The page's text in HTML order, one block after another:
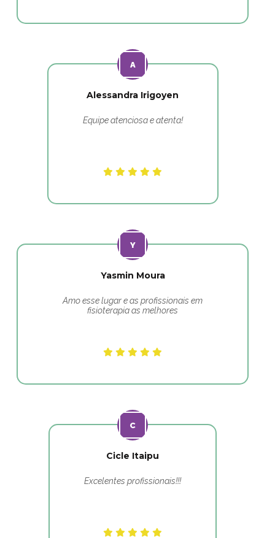
Alessandra Irigoyen
Equipe atenciosa e atenta!
Yasmin Moura
Amo esse lugar e as profissionais em
fisioterapia as melhores
Cicle Itaipu
Excelentes profissionais!!!